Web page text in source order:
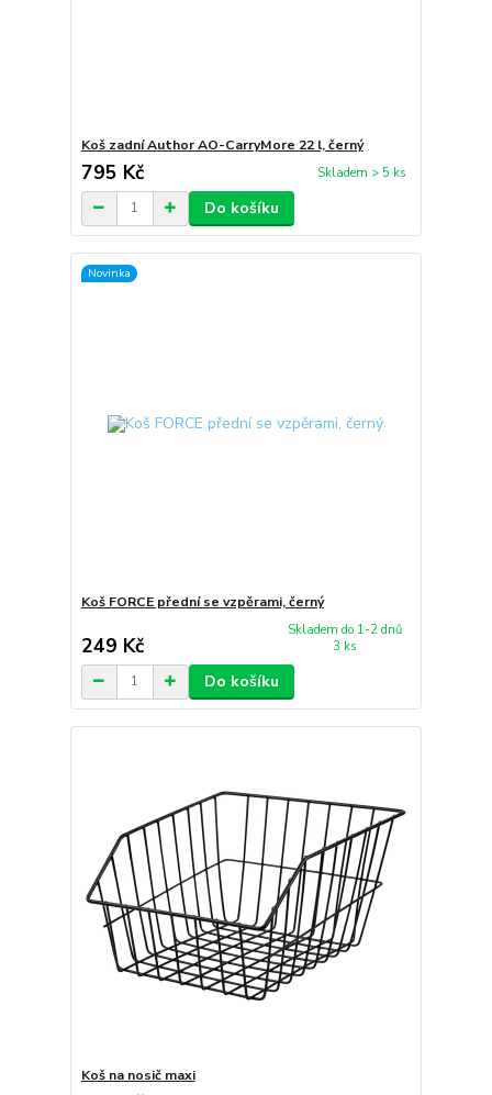
Koš zadní Author AO-CarryMore 22 l, černý
795 Kč Skladem > 5 ks
Do košíku
Novinka
Koš FORCE přední se vzpěrami, černý
249 Kč
Skladem do 1-2 dnů
3 ks
Do košíku
Koš na nosič maxi